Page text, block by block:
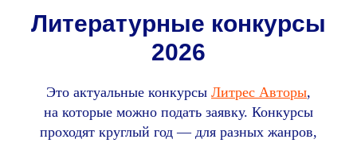
Литературные конкурсы
2026
Это актуальные конкурсы Литрес Авторы,
на которые можно подать заявку. Конкурсы
проходят круглый год — для разных жанров,